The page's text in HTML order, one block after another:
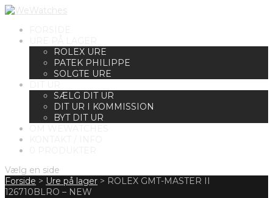
ROLEX URE
PATEK PHILIPPE
SOLGTE URE
SÆLG DIT UR
DIT UR I KOMMISSION
BYT DIT UR
Vælg en side
Forside > Ure på lager > ROLEX GMT-MASTER II
126710BLRO – NEW